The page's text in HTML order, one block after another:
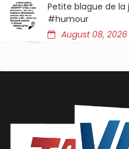
Petite blague de
#humour
August 08, 2026